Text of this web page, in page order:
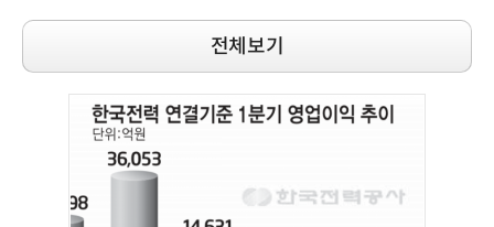
전체보기